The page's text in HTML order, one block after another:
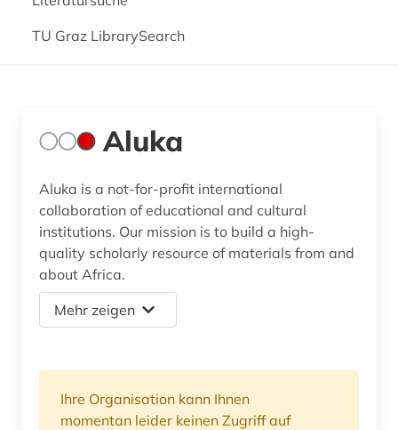
TU Graz LibrarySearch
Aluka
Aluka is a not-for-profit international
collaboration of educational and cultural
institutions. Our mission is to build a high-
quality scholarly resource of materials from and
about Africa.
Mehr zeigen
Ihre Organisation kann Ihnen
momentan leider keinen Zugriff auf